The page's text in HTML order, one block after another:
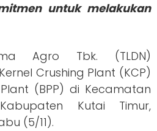
untuk melakukan
Agro Tbk. (TLDN)
Crushing Plant (KCP)
(BPP) di Kecamatan
Kutai Timur,
(5/11).